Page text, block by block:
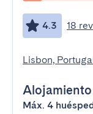
4.3 18
Lisbon,
Alojamiento
Máx. 4